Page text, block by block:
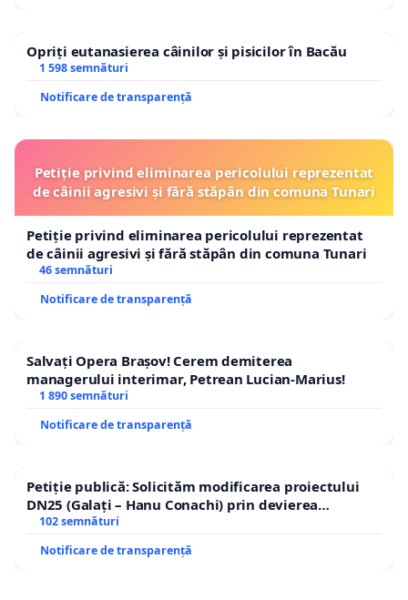
Opriți eutanasierea câinilor și pisicilor în Bacău
1 598 semnături
Notificare de transparență
Petiție privind eliminarea pericolului reprezentat
de câinii agresivi și fără stăpân din comuna Tunari
Petiție privind eliminarea pericolului reprezentat
de câinii agresivi și fără stăpân din comuna Tunari
46 semnături
Notificare de transparență
Salvați Opera Brașov! Cerem demiterea
managerului interimar, Petrean Lucian-Marius!
1 890 semnături
Notificare de transparență
Petiție publică: Solicităm modificarea proiectului
DN25 (Galați – Hanu Conachi) prin devierea
traseului în afara localităților!
102 semnături
Notificare de transparență